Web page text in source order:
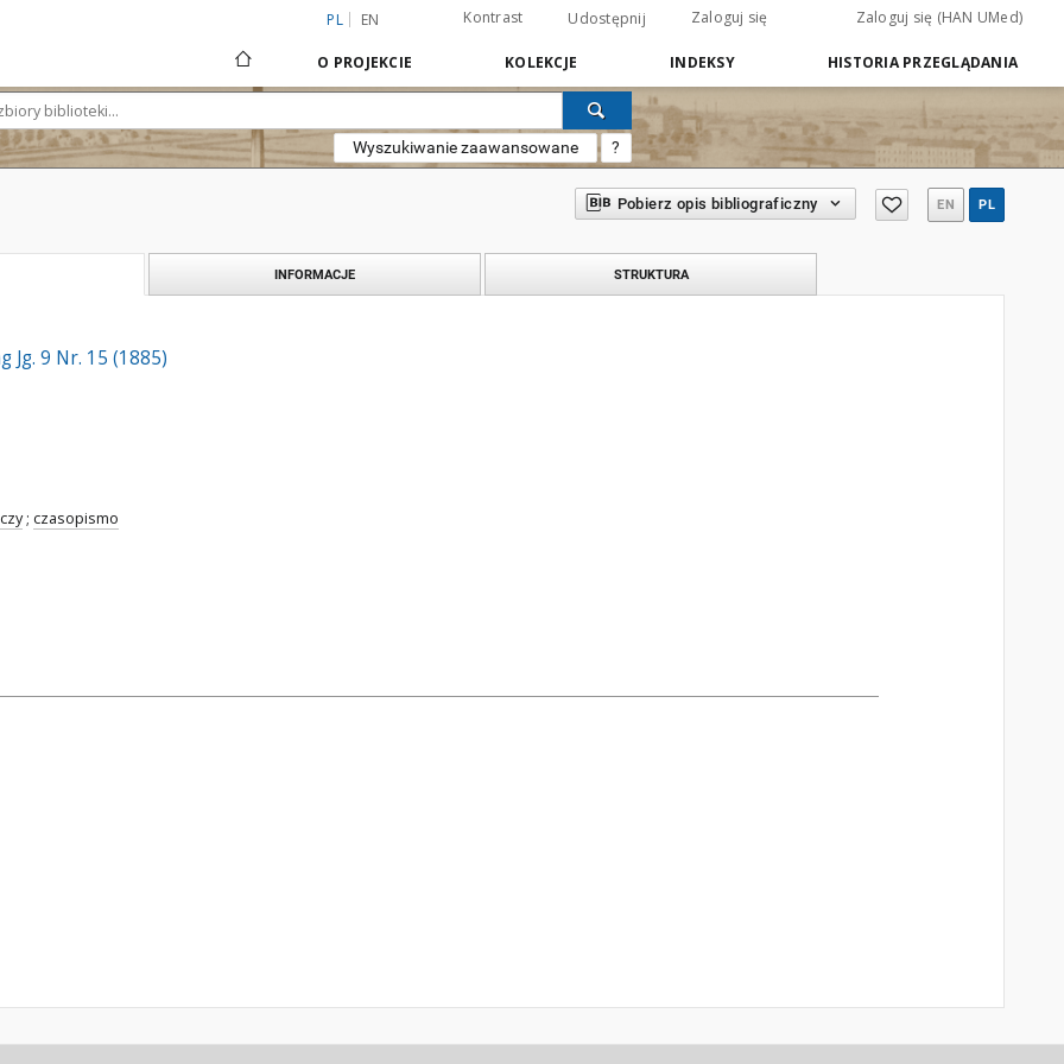
PL EN Kontrast Udostępnij Zaloguj się Zaloguj się (HAN UMed)
O PROJEKCIE KOLEKCJE INDEKSY HISTORIA PRZEGLĄDANIA
Wyszukiwanie zaawansowane ?
Pobierz opis bibliograficzny EN PL
INFORMACJE STRUKTURA
Jg. 9 Nr. 15 (1885)
; czasopismo